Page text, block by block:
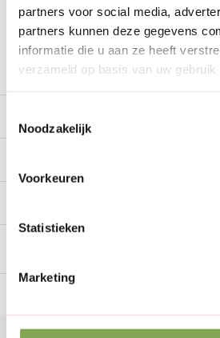
partners voor social media,
partners kunnen deze gegevens
informatie die u aan ze heeft
verzameld op basis van uw gebruik
Noodzakelijk
Voorkeuren
Statistieken
Marketing
Al28 jaarde tuinspecialist voor
Nieuw:Haal je bestelling in Wilnis
Stel een vraag over dit product